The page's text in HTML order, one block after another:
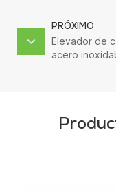
PRÓXIMO
Elevador de
acero